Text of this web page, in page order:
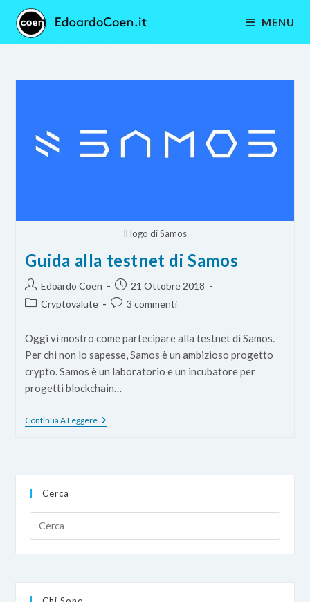
contenuto
MENU
Il logo di Samos
Guida alla testnet di Samos
Autore
dell'articolo:
Edoardo Coen
Articolo
pubblicato:
21 Ottobre 2018
Categoria
Cryptovalute
Commenti
3 commenti
Oggi vi mostro come partecipare alla testnet di Samos.
Per chi non lo sapesse, Samos è un ambizioso progetto
crypto. Samos è un laboratorio e un incubatore per
progetti blockchain…
Continua A LeggereGuida
Cerca